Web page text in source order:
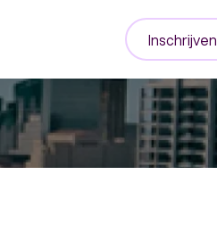
Inschrijven